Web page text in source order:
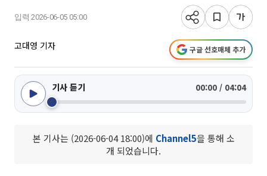
입력 2026-06-05 05:00
고대영 기자 구글 선호매체 추가
기사 듣기 00:00 / 04:04
본 기사는 (2026-06-04 18:00)에 Channel5을 통해 소
개 되었습니다.